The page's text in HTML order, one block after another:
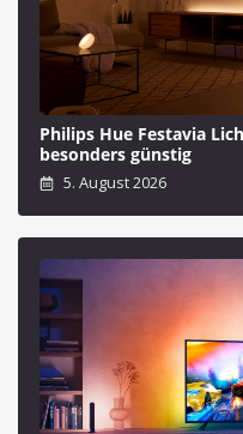
Philips Hue Festavia
besonders günstig
5. August 2026